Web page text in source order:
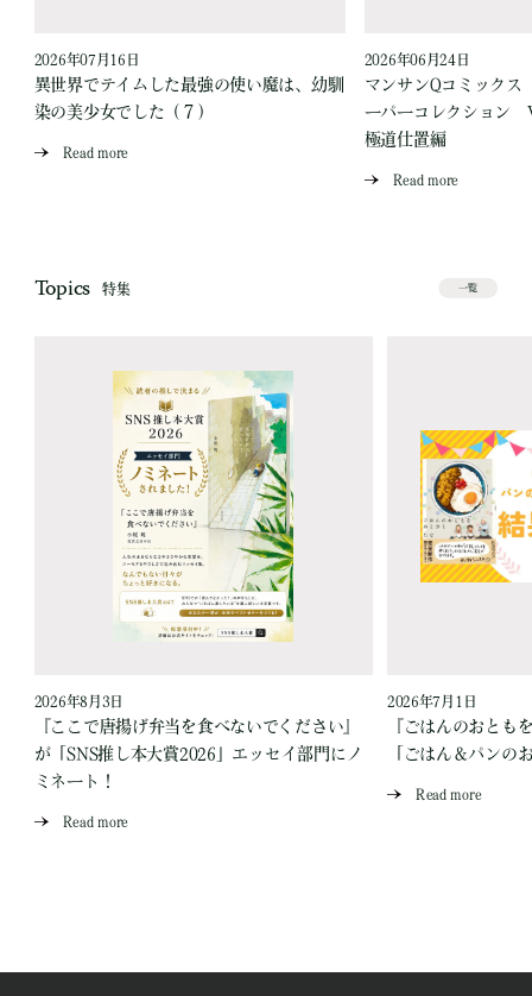
2026年07月16日
異世界でテイムした最強の使い魔は、幼馴
染の美少女でした（７）
Read more
2026年06月24日
マンサンQコミック
ーパーコレクション
極道仕置編
Read more
Topics 特集 一覧
2026年8月3日
『ここで唐揚げ弁当を食べないでください』
が「SNS推し本大賞2026」エッセイ部門にノ
ミネート！
Read more
2026年7月1日
『ごはんのおとも
「ごはん＆パンの
Read more